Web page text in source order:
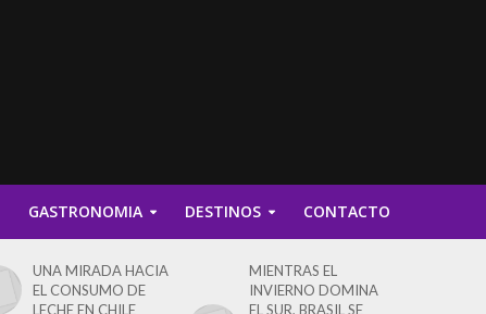
GASTRONOMIA DESTINOS CONTACTO
UNA MIRADA HACIA
EL CONSUMO DE
LECHE EN CHILE
MIENTRAS EL
INVIERNO DOMINA
EL SUR, BRASIL SE